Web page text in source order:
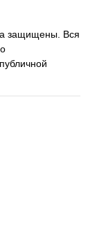
защищены. Вся